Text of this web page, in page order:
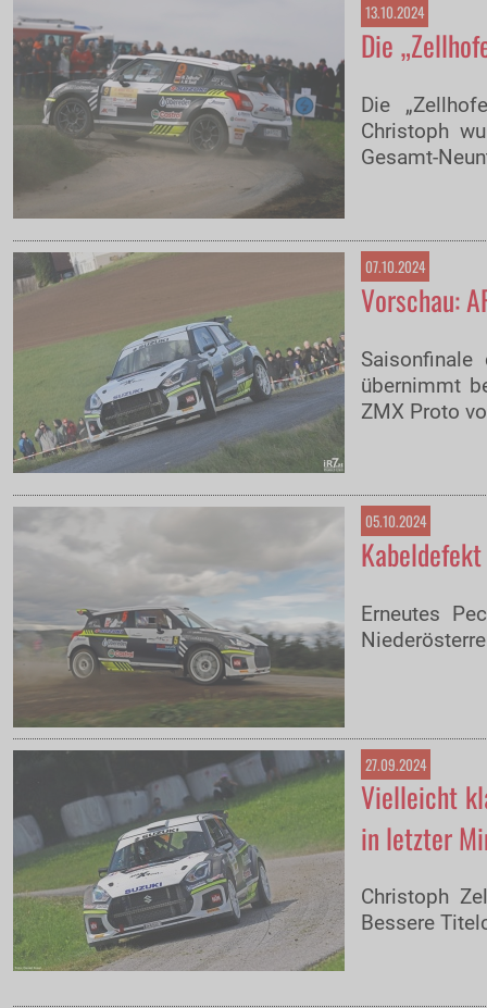
13.10.2024
Die
Die
Christoph
Gesamt-
07.10.2024
Vorschau:
übernimmt
ZMX Proto
05.10.2024
Erneutes
27.09.2024
Vielleicht
in letzter
Christoph
Bessere